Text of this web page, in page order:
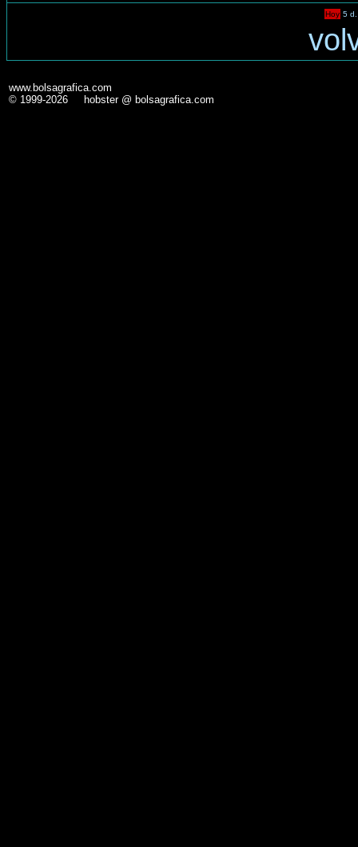
Hoy 5 d.
www.bolsagrafica.com
© 1999-2026 hobster @ bolsagrafica.com